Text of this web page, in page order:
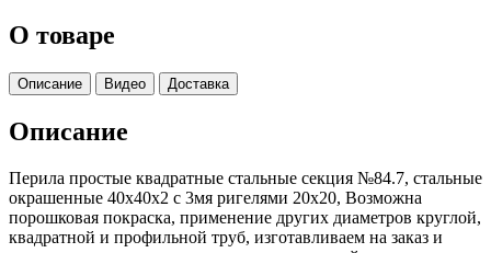
О товаре
Описание Видео Доставка
Описание
Перила простые квадратные стальные секция №84.7, стальные
окрашенные 40х40х2 с 3мя ригелями 20х20, Возможна
порошковая покраска, применение других диаметров круглой,
квадратной и профильной труб, изготавливаем на заказ и